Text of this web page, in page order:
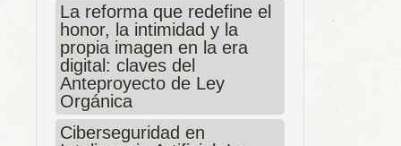
La reforma que redefine el
honor, la intimidad y la
propia imagen en la era
digital: claves del
Anteproyecto de Ley
Orgánica
Ciberseguridad en